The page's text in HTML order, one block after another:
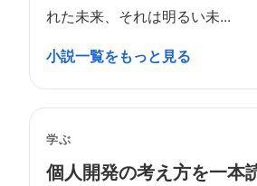
れた未来、それは明るい未...
小説一覧をもっと見る
学ぶ
個人開発の考え方を一本